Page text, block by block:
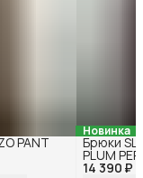
PANT
Новинка
14 390 ₽
Брюки
PLUM